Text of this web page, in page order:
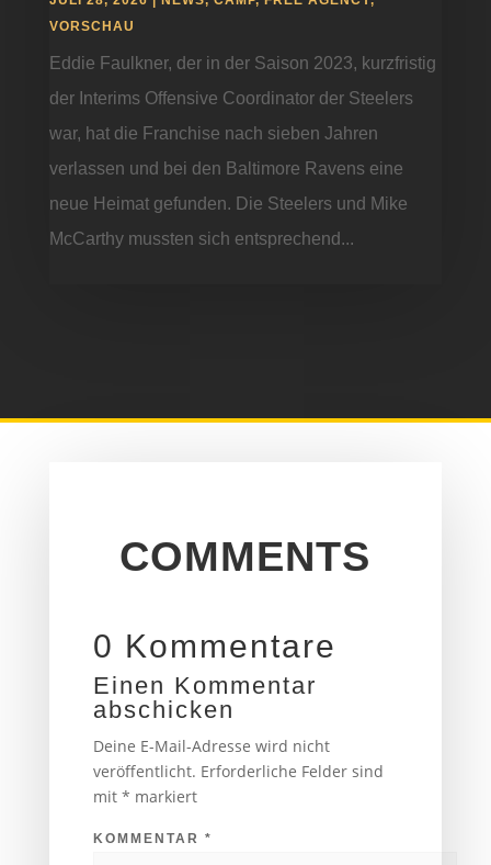
VORSCHAU
Eddie Faulkner, der in der Saison 2023, kurzfristig
der Interims Offensive Coordinator der Steelers
war, hat die Franchise nach sieben Jahren
verlassen und bei den Baltimore Ravens eine
neue Heimat gefunden. Die Steelers und Mike
McCarthy mussten sich entsprechend...
COMMENTS
0 Kommentare
Einen Kommentar
abschicken
Deine E-Mail-Adresse wird nicht
veröffentlicht. Erforderliche Felder sind
mit * markiert
KOMMENTAR *